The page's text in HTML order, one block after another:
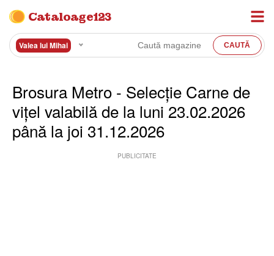
Cataloage123
Valea lui Mihai
Brosura Metro - Selecție Carne de
vițel valabilă de la luni 23.02.2026
până la joi 31.12.2026
PUBLICITATE